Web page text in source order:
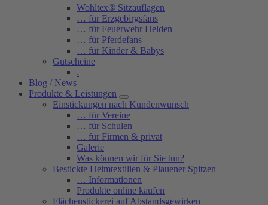
Wohltex® Sitzauflagen
… für Erzgebirgsfans
… für Feuerwehr Helden
… für Pferdefans
… für Kinder & Babys
Gutscheine
.
Blog / News
Produkte & Leistungen
Einstickungen nach Kundenwunsch
… für Vereine
… für Schulen
… für Firmen & privat
Galerie
Was können wir für Sie tun?
Bestickte Heimtextilien & Plauener Spitzen
… Informationen
Produkte online kaufen
Flächenstickerei auf Abstandsgewirken